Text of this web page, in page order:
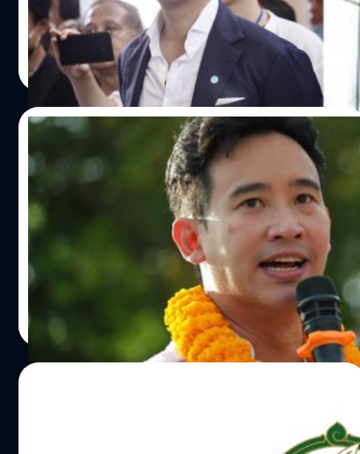
กรรมการตรวจสอบข้อเท็จจริงขอสำนักงาน กกต. แล้วเห็นว่ามี
ข้อมูลพยานหลักฐานเพียงพอให้เชื่อว่ามีเหตุตามที่มีการยื่น
คำร้องจริง โดยนายอิทธิพร บุญประคอง ประธาน กกต. ได้ลง
นามในคำร้องและมอบหมายให้เจ้าหน้าที่สำนักงานฯนำไปยื่น
ต่อศาลรัฐธรรมนูญทันที
พนิตา สืบสมุทร | 1122 days ago
Read More
12/07/2023
ศาลรัฐธรรมนูญยังไม่พิจารณาคำร้อง กกต.
กรณี ‘พิธา ลิ้มเจริญรัตน์’ ถือหุ้นสื่อ
แหล่งข่าวจากศาลรัฐธรรมนูญเปิดเผยว่า กรณีคำร้องของ
กกต. ที่ขอให้วินิจฉัย สมาชิกภาพ ส.ส. ของ นายพิธา ลิ้มเจริญ
รัตน์ นั้น ตามกระบวนการพิจารณาแล้วยังไม่สามารถนำเข้าที่
ประชุมของศาลรัฐธรรมนูญในวันนี้ได้
วาณิชชา สายเสมา | 1122 days ago
Read More
หนึ่งในนั้นคือยุบศูนย์ต่อต้านข่าวปลอม!